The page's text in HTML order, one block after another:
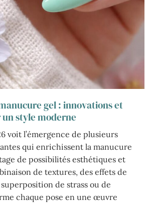
gel : innovations et
style moderne
voit l’émergence de plusieurs
qui enrichissent la manucure
de possibilités esthétiques et
de textures, des effets de
de strass ou de
chaque pose en une œuvre